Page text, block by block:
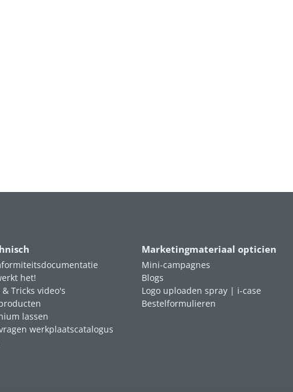
het!
& Tricks video's
lassen
werkplaatscatalogus
Marketingmateriaal opticien
Mini-campagnes
Blogs
Logo uploaden spray | i-case
Bestelformulieren